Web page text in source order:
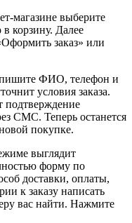
магазине выберите
корзину. Далее
заказ» или
ФИО, телефон и
условия заказа.
подтверждение
СМС. Теперь останется
покупке.
выглядит
форму по
доставки, оплаты,
к заказу написать
вас найти. Нажмите